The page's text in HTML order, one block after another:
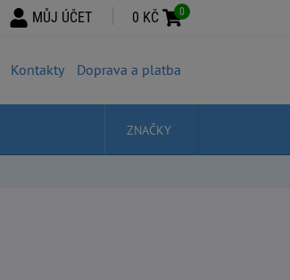
Kontakty Doprava a platba
ZNAČKY
0 KČ 0
MŮJ ÚČET